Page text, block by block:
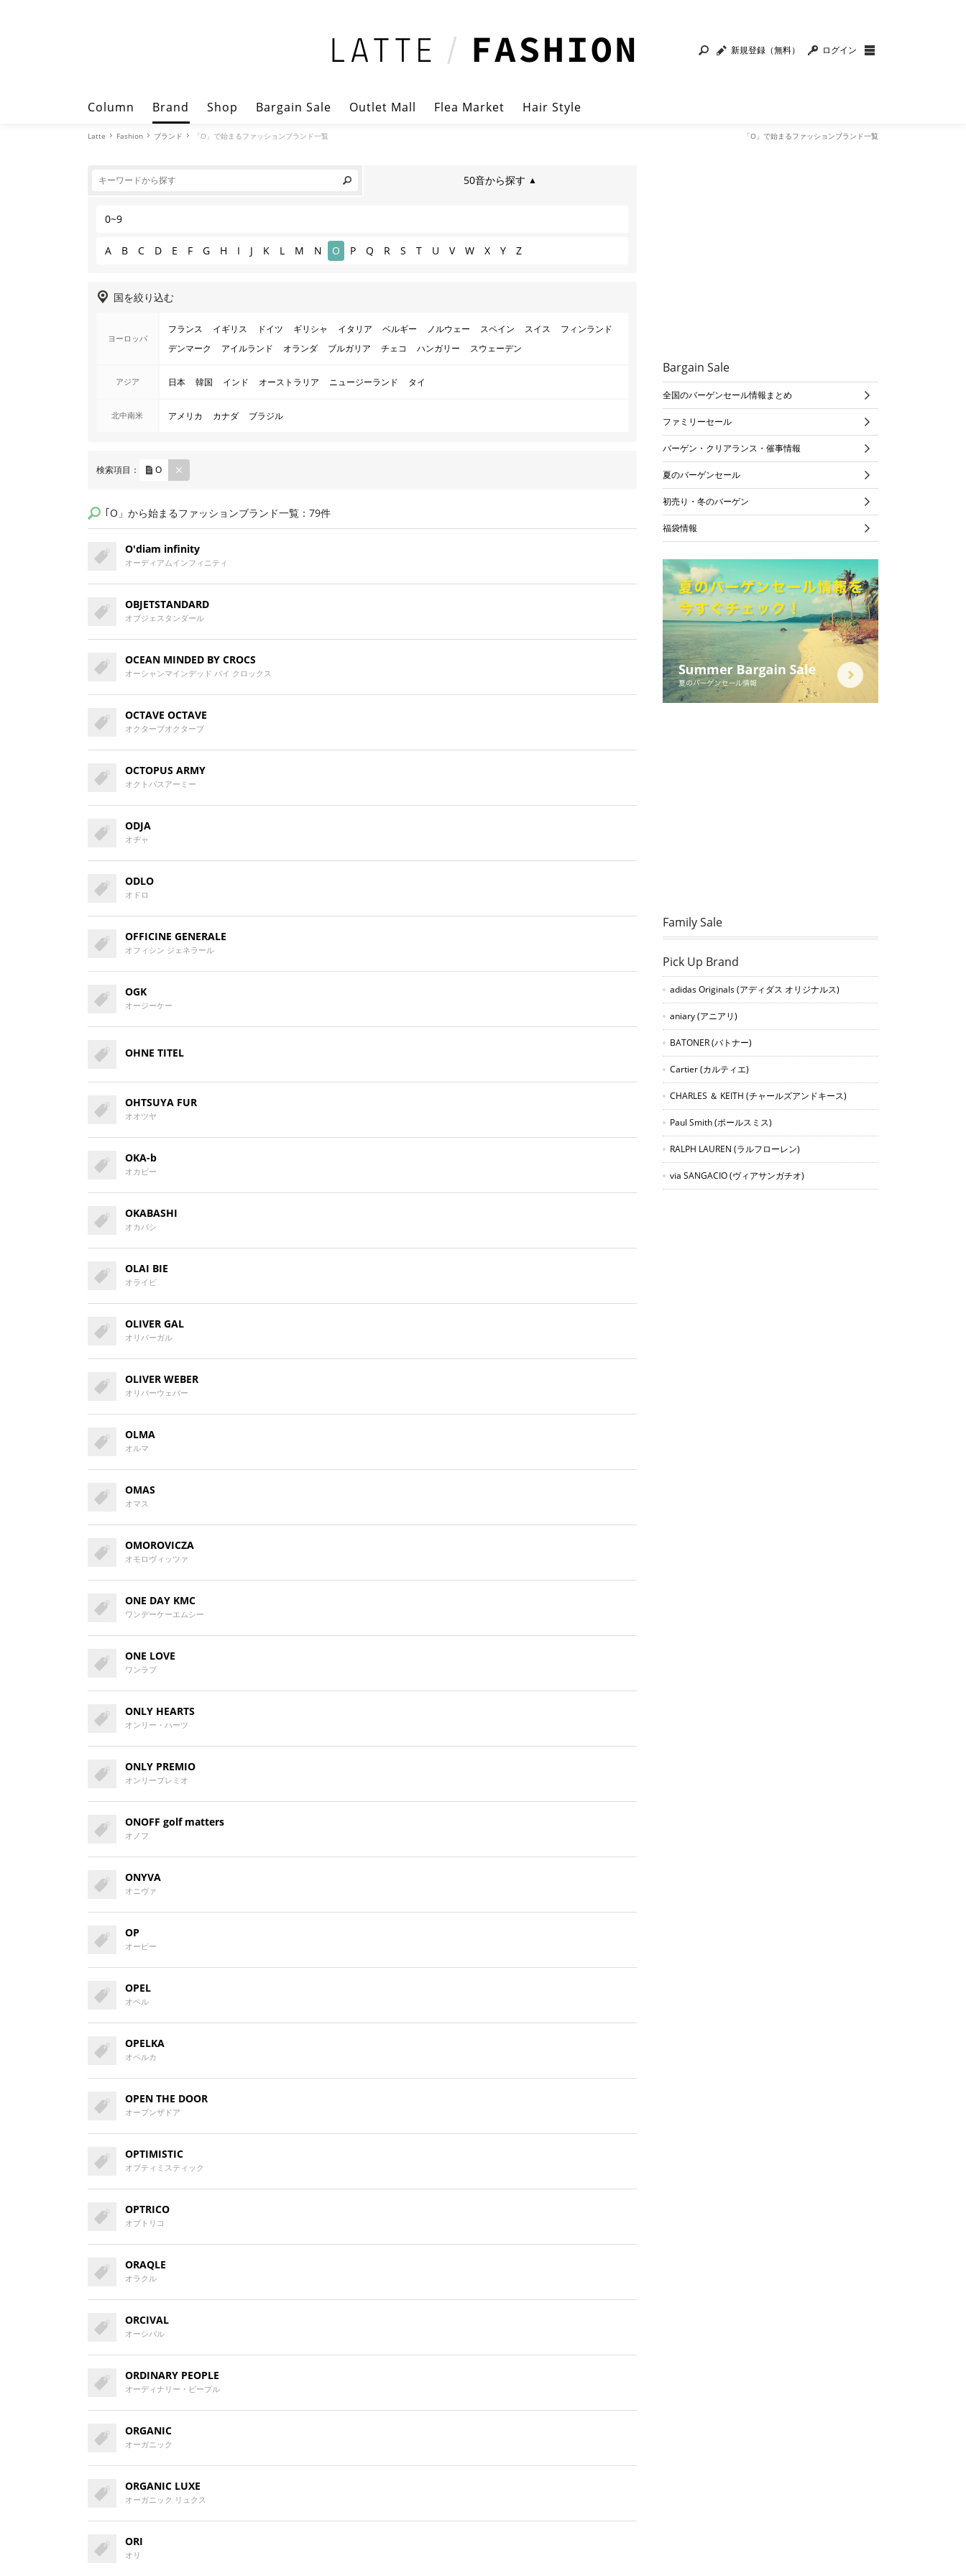
新規登録（無料） ログイン
Column Brand Shop Bargain Sale Outlet Mall Flea Market Hair Style
Latte Fashion ブランド 「O」で始まるファッションブランド一覧 「O」で始まるファッションブランド一覧
50音から探す ▲
0~9
A B C D E F G H I J K L M N O P Q R S T U V W X Y Z
国を絞り込む
ヨーロッパ
フランス イギリス ドイツ ギリシャ イタリア ベルギー ノルウェー スペイン スイス
フィンランド
デンマーク
アイルランド オランダ ブルガリア チェコ ハンガリー スウェーデン
アジア 日本 韓国 インド オーストラリア ニュージーランド タイ
北中南米 アメリカ カナダ ブラジル
検索項目： O
REM
OVE
｢O」から始まるファッションブランド一覧：79件
O'diam infinity
オーディアムインフィニティ
OBJETSTANDARD
オブジェスタンダール
OCEAN MINDED BY CROCS
オーシャンマインデッド バイ クロックス
OCTAVE OCTAVE
オクターブオクターブ
OCTOPUS ARMY
オクトパスアーミー
ODJA
オヂャ
ODLO
オドロ
OFFICINE GENERALE
オフィシン ジェネラール
OGK
オージーケー
OHNE TITEL
OHTSUYA FUR
オオツヤ
OKA-b
オカビー
OKABASHI
オカバシ
OLAI BIE
オライビ
OLIVER GAL
オリバーガル
OLIVER WEBER
オリバーウェバー
OLMA
オルマ
OMAS
オマス
OMOROVICZA
オモロヴィッツァ
ONE DAY KMC
ワンデーケーエムシー
ONE LOVE
ワンラブ
ONLY HEARTS
オンリー・ハーツ
ONLY PREMIO
オンリープレミオ
ONOFF golf matters
オノフ
ONYVA
オニヴァ
OP
オーピー
OPEL
オペル
OPELKA
オペルカ
OPEN THE DOOR
オープンザドア
OPTIMISTIC
オプティミスティック
OPTRICO
オプトリコ
ORAQLE
オラクル
ORCIVAL
オーシバル
ORDINARY PEOPLE
オーディナリー・ピープル
ORGANIC
オーガニック
ORGANIC LUXE
オーガニック リュクス
ORI
オリ
Bargain Sale
全国のバーゲンセール情報まとめ
ファミリーセール
バーゲン・クリアランス・催事情報
夏のバーゲンセール
初売り・冬のバーゲン
福袋情報
Family Sale
Pick Up Brand
adidas Originals(アディダス オリジナルス)
aniary(アニアリ)
BATONER(バトナー)
Cartier(カルティエ)
CHARLES ＆ KEITH (チャールズアンドキース)
Paul Smith(ポールスミス)
RALPH LAUREN (ラルフローレン)
via SANGACIO(ヴィアサンガチオ)